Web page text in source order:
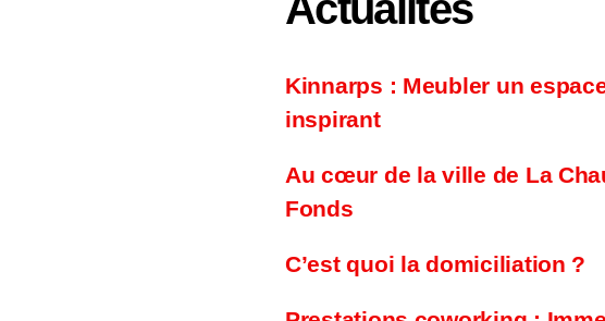
Kinnarps : Meubler un
inspirant
Au cœur de la ville de La
Fonds
C’est quoi la domiciliation ?